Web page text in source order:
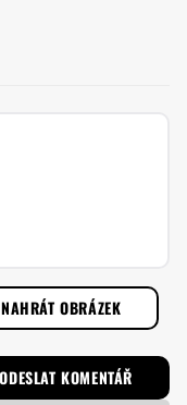
NAHRÁT OBRÁZEK